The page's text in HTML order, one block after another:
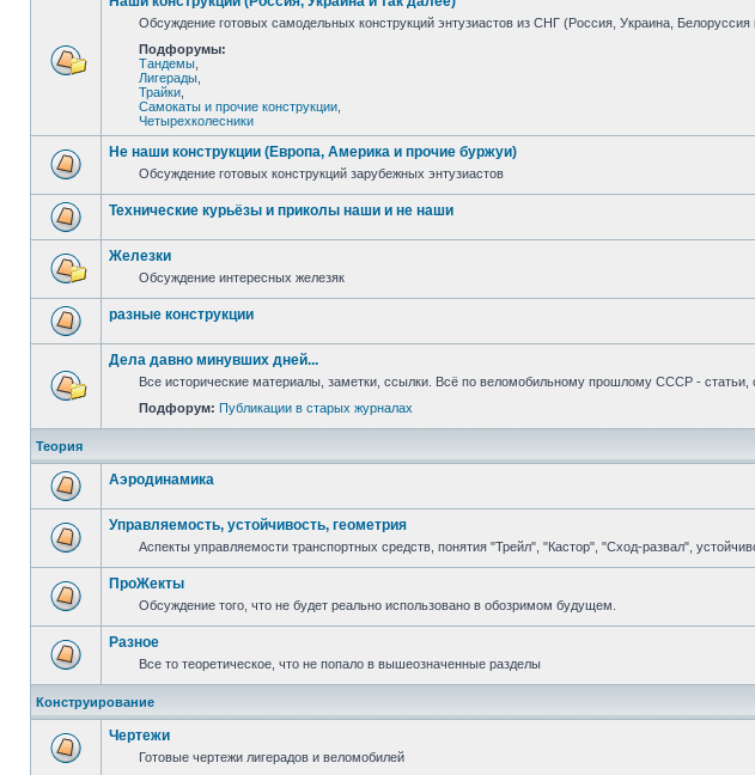
Обсуждение готовых самодельных конструкций энтузиастов из СНГ (Россия, Украина, Белоруссия
Подфорумы:
Тандемы
Лигерады
Трайки
Самокаты и прочие конструкции
Четырехколесники
Не наши конструкции (Европа, Америка и прочие буржуи)
Обсуждение готовых конструкций зарубежных энтузиастов
Технические курьёзы и приколы наши и не наши
Железки
Обсуждение интересных железяк
разные конструкции
Дела давно минувших дней...
Все исторические материалы, заметки, ссылки. Всё по веломобильному прошлому СССР - статьи,
Подфорум: Публикации в старых журналах
Теория
Аэродинамика
Управляемость, устойчивость, геометрия
Аспекты управляемости транспортных средств, понятия "Трейл", "Кастор", "Сход-развал",
ПроЖекты
Обсуждение того, что не будет реально использовано в обозримом будущем.
Разное
Все то теоретическое, что не попало в вышеозначенные разделы
Конструирование
Чертежи
Готовые чертежи лигерадов и веломобилей